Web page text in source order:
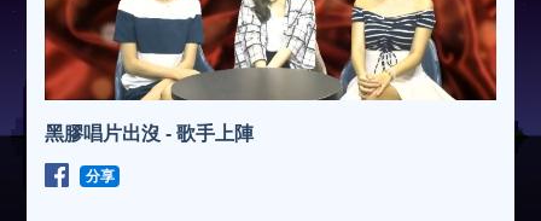
黑膠唱片出沒 - 歌手上陣
分享